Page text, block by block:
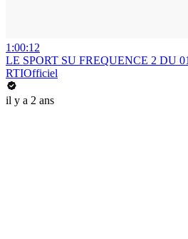
1:00:12
LE SPORT SU FREQUENCE 2 DU
RTIOfficiel
il y a 2 ans